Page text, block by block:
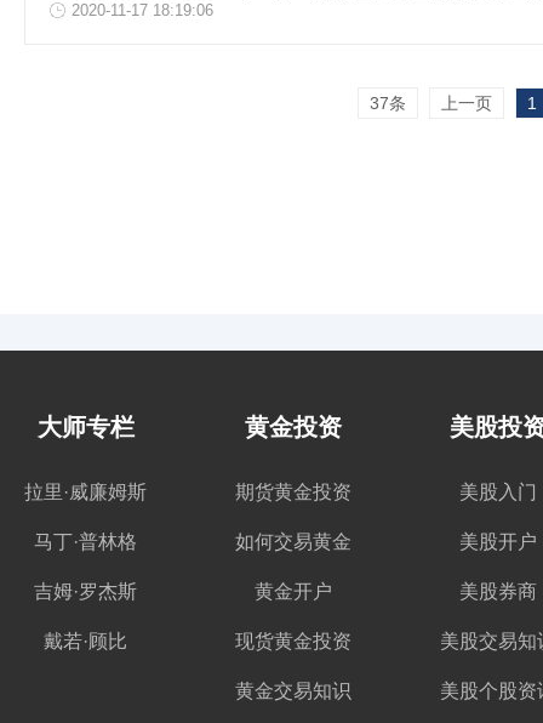
2020-11-17 18:19:06
37条 上一页 1
大师专栏
拉里·威廉姆斯
马丁·普林格
吉姆·罗杰斯
戴若·顾比
黄金投资
期货黄金投资
如何交易黄金
黄金开户
现货黄金投资
黄金交易知识
美股投
美股入门
美股开户
美股券商
美股交易知
美股个股资